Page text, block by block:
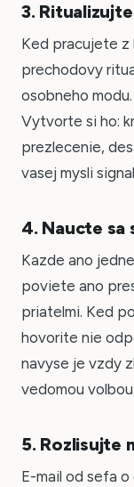
3.
Ked pracujete z
prechodovy
osobneho
Vytvorte si ho:
prezlecenie,
vasej mysli
4. Naucte sa
Kazde ano
poviete ano
priatelmi. Ked
hovorite nie
navyse je vzdy
vedomou
5. Rozlisujte
E-mail od sefa